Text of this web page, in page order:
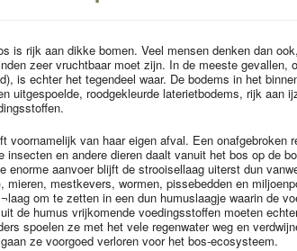
is rijk aan dikke bomen. Veel mensen denken dan
zeer vruchtbaar moet zijn. In de meeste gevallen,
is echter het tegendeel waar. De bodems in het
uitgespoelde, roodgekleurde laterietbodems, rijk aan
voornamelijk van haar eigen afval. Een onafgebroken
insecten en andere dieren daalt vanuit het bos op de
enorme aanvoer blijft de strooisellaag uiterst dun
mieren, mestkevers, wormen, pissebedden en
om te zetten in een dun humuslaagje waarin de
de humus vrijkomende voedingsstoffen moeten
spoelen ze met het vele regenwater weg en
ze voorgoed verloren voor het bos-ecosysteem.